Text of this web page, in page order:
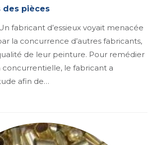
des pièces
fabricant d’essieux voyait menacée
la concurrence d’autres fabricants,
de leur peinture. Pour remédier
concurrentielle, le fabricant a
afin de…